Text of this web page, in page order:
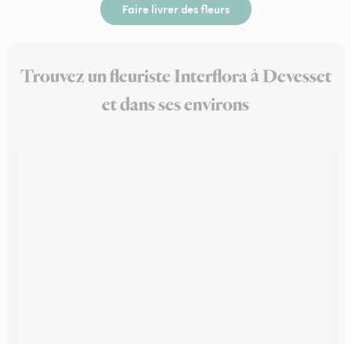
Faire livrer des fleurs
Trouvez un fleuriste Interflora à Devesset
et dans ses environs